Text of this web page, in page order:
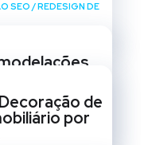
SEO /REDESIGN DE
SEO/ REDESIGN DE
de
por